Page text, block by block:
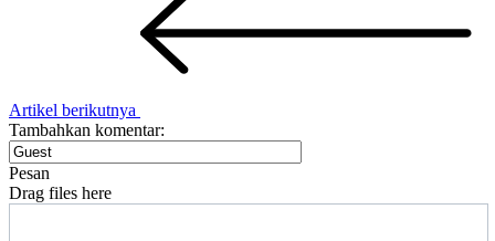
Artikel berikutnya
Tambahkan komentar:
Pesan
Drag files here